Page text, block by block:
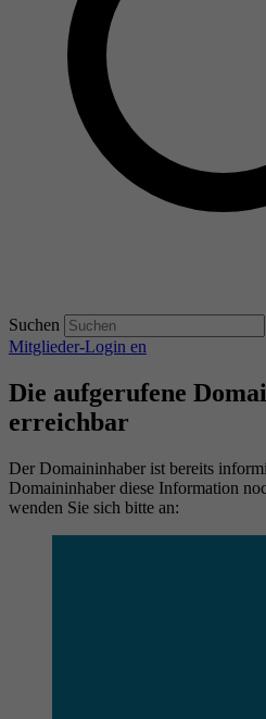
Suchen
Mitglieder-Login en
Die aufgerufene
erreichbar
Der Domaininhaber ist bereits
Domaininhaber diese Information
wenden Sie sich bitte an: